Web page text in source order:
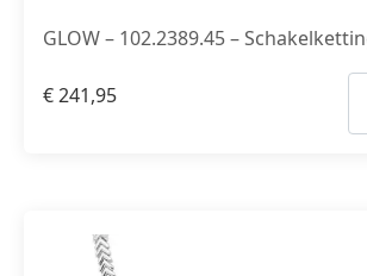
GLOW – 102.2389.45 –
€241,95